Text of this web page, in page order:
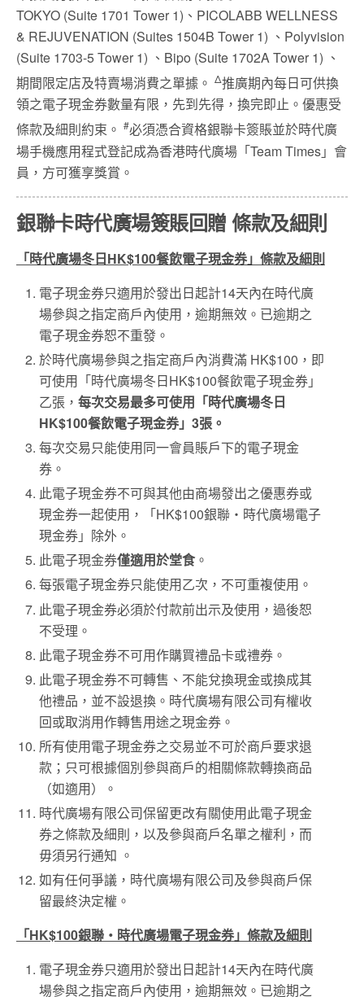
TOKYO (Suite 1701 Tower 1)、PICOLABB WELLNESS
& REJUVENATION (Suites 1504B Tower 1) 、Polyvision
(Suite 1703-5 Tower 1) 、Bipo (Suite 1702A Tower 1) 、
期間限定店及特賣場消費之單據。 Δ推廣期內每日可供換
領之電子現金券數量有限，先到先得，換完即止。優惠受
條款及細則約束。 #必須憑合資格銀聯卡簽賬並於時代廣
場手機應用程式登記成為香港時代廣場「Team Times」會
員，方可獲享獎賞。
銀聯卡時代廣場簽賬回贈 條款及細則
「時代廣場冬日HK$100餐飲電子現金券」條款及細則
電子現金券只適用於發出日起計14天內在時代廣
場參與之指定商戶內使用，逾期無效。已逾期之
電子現金券恕不重發。
於時代廣場參與之指定商戶內消費滿 HK$100，即
可使用「時代廣場冬日HK$100餐飲電子現金券」
乙張，每次交易最多可使用「時代廣場冬日
HK$100餐飲電子現金券」3張。
每次交易只能使用同一會員賬戶下的電子現金
券。
此電子現金券不可與其他由商場發出之優惠券或
現金券一起使用，「HK$100銀聯‧時代廣場電子
現金券」除外。
此電子現金券僅適用於堂食。
每張電子現金券只能使用乙次，不可重複使用。
此電子現金券必須於付款前出示及使用，過後恕
不受理。
此電子現金券不可用作購買禮品卡或禮券。
此電子現金券不可轉售、不能兌換現金或換成其
他禮品，並不設退換。時代廣場有限公司有權收
回或取消用作轉售用途之現金券。
所有使用電子現金券之交易並不可於商戶要求退
款；只可根據個別參與商戶的相關條款轉換商品
（如適用）。
時代廣場有限公司保留更改有關使用此電子現金
券之條款及細則，以及參與商戶名單之權利，而
毋須另行通知 。
如有任何爭議，時代廣場有限公司及參與商戶保
留最終決定權。
「HK$100銀聯‧時代廣場電子現金券」條款及細則
電子現金券只適用於發出日起計14天內在時代廣
場參與之指定商戶內使用，逾期無效。已逾期之